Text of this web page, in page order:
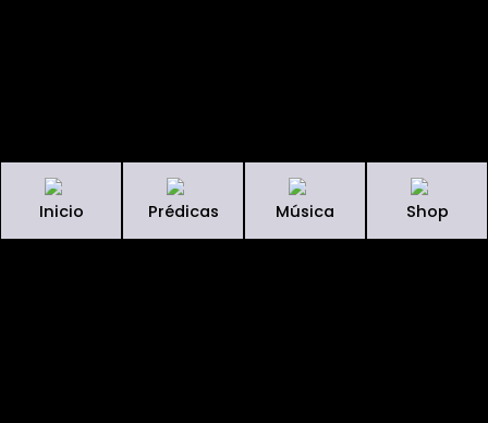
Inicio Prédicas Música Shop